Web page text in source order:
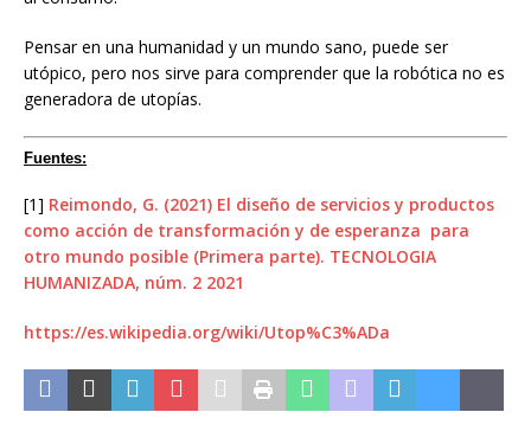
Pensar en una humanidad y un mundo sano, puede ser
utópico, pero nos sirve para comprender que la robótica no es
generadora de utopías.
Fuentes:
[1] Reimondo, G. (2021) El diseño de servicios y productos
como acción de transformación y de esperanza para
otro mundo posible (Primera parte). TECNOLOGIA
HUMANIZADA, núm. 2 2021
https://es.wikipedia.org/wiki/Utop%C3%ADa